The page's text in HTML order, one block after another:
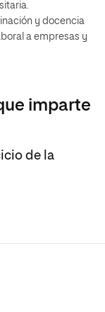
y docencia
a empresas y
imparte
de la